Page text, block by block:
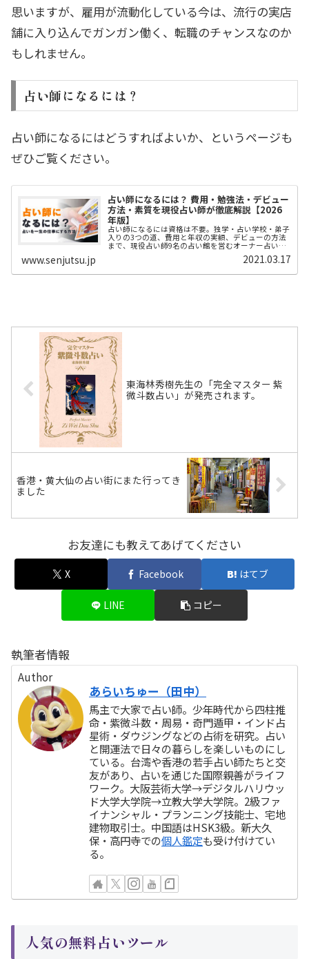
思いますが、雇用が流動化している今は、流行の実店
舗に入り込んでガンガン働く、転職のチャンスなのか
もしれません。
占い師になるには？
占い師になるにはどうすればよいか、というページも
ぜひご覧ください。
占い師になるには？ 費用・勉強法・デビュー
方法・素質を現役占い師が徹底解説【2026
年版】
占い師になるには資格は不要。独学・占い学校・弟子
入りの3つの道、費用と年収の実額、デビューの方法
まで、現役占い師9名の占い館を営むオーナー占い師
www.senjutsu.jp 2021.03.17
東海林秀樹先生の「完全マスター 紫
微斗数占い」が発売されます。
香港・黄大仙の占い街にまた行ってき
ました
お友達にも教えてあげてください
X Facebook はてブ
LINE コピー
執筆者情報
Author
あらいちゅー（田中）
馬主で大家で占い師。少年時代から四柱推
命・紫微斗数・周易・奇門遁甲・インド占
星術・ダウジングなどの占術を研究。占い
と開運法で日々の暮らしを楽しいものにし
ている。台湾や香港の若手占い師たちと交
友があり、占いを通じた国際親善がライフ
ワーク。大阪芸術大学→デジタルハリウッ
ド大学大学院→立教大学大学院。2級ファ
イナンシャル・プランニング技能士、宅地
建物取引士。中国語はHSK3級。新大久
保・高円寺での個人鑑定も受け付けてい
る。
人気の無料占いツール